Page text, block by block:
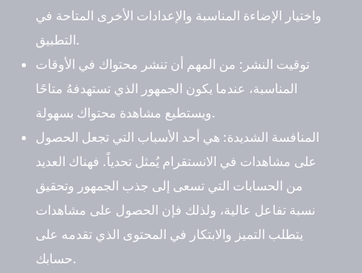
واختيار الإضاءة المناسبة والإعدادات الأخرى المتاحة في
التطبيق.
توقيت النشر: من المهم أن تنشر محتواك في الأوقات
المناسبة، عندما يكون الجمهور الذي تستهدفهُ متاحًا
ويستطيع مشاهدة محتواك بسهولة.
المنافسة الشديدة: هي أحد الأسباب التي تجعل الحصول
على مشاهدات في الانستقرام يُمثل تحدياً. فهناك العديد
من الحسابات التي تسعى إلى جذب الجمهور وتحقيق
نسبة تفاعل عالية، ولذلك فإن الحصول على مشاهدات
يتطلب التميز والابتكار في المحتوى الذي تقدمه على
حسابك.